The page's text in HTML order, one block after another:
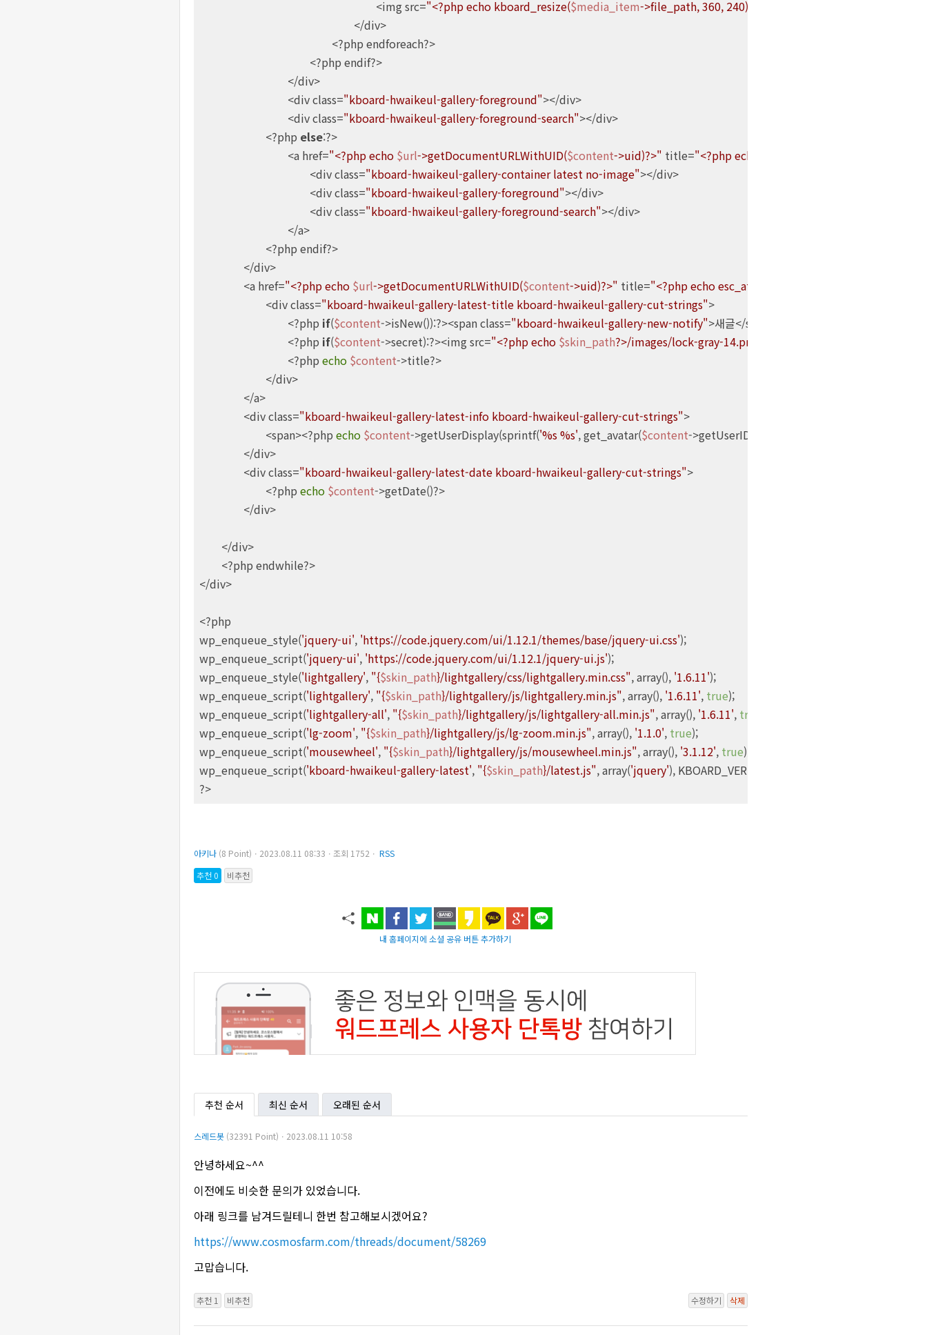
								<img src=
"<?php echo kboard_resize($media_item->file_path, 360, 240)?>"
				<div class=
"kboard-hwaikeul-gallery-foreground"></div>
				<div class=
"kboard-hwaikeul-gallery-foreground-search"></div>
			<?php
else:?>
				<a href=
"<?php echo $url->getDocumentURLWithUID($content->uid)?>" title="<?php echo esc_attr(
					<div class=
"kboard-hwaikeul-gallery-container latest no-image"></div>
					<div class=
"kboard-hwaikeul-gallery-foreground"></div>
					<div class=
"kboard-hwaikeul-gallery-foreground-search"></div>
		<a href=
"<?php echo $url->getDocumentURLWithUID($content->uid)?>" title="<?php echo esc_attr(
			<div class=
"kboard-hwaikeul-gallery-latest-title kboard-hwaikeul-gallery-cut-strings">
				<?php
if($content->isNew()):?><span class="kboard-hwaikeul-gallery-new-notify">새글</span><?php endif?>
				<?php
if($content->secret):?><img src="<?php echo $skin_path?>/images/lock-gray-14.png"
				<?php
echo $content->title?>
		<div class=
"kboard-hwaikeul-gallery-latest-info kboard-hwaikeul-gallery-cut-strings">
			<span><?php
echo $content->getUserDisplay(sprintf('%s %s', get_avatar($content->getUserID(), 16,
		<div class=
"kboard-hwaikeul-gallery-latest-date kboard-hwaikeul-gallery-cut-strings">
			<?php
echo $content->getDate()?>
</div>
<?php
wp_enqueue_style('jquery-ui', 'https://code.jquery.com/ui/1.12.1/themes/base/jquery-ui.css');
wp_enqueue_script('jquery-ui', 'https://code.jquery.com/ui/1.12.1/jquery-ui.js');
wp_enqueue_style('lightgallery', "{$skin_path}/lightgallery/css/lightgallery.min.css", array(), '1.6.11');
wp_enqueue_script('lightgallery', "{$skin_path}/lightgallery/js/lightgallery.min.js", array(), '1.6.11', true);
wp_enqueue_script('lightgallery-all', "{$skin_path}/lightgallery/js/lightgallery-all.min.js", array(), '1.6.11', true
wp_enqueue_script('lg-zoom', "{$skin_path}/lightgallery/js/lg-zoom.min.js", array(), '1.1.0', true);
wp_enqueue_script('mousewheel', "{$skin_path}/lightgallery/js/mousewheel.min.js", array(), '3.1.12', true);
wp_enqueue_script('kboard-hwaikeul-gallery-latest', "{$skin_path}/latest.js", array('jquery'), KBOARD_VERSION,
?>
아키나 (8 Point)ㆍ2023.08.11 08:33ㆍ조회 1752ㆍ RSS
추천 0
비추천
내 홈페이지에 소셜 공유 버튼 추가하기
추천 순서 최신 순서 오래된 순서
스레드봇 (32391 Point)ㆍ2023.08.11 10:58
안녕하세요~^^
이전에도 비슷한 문의가 있었습니다.
아래 링크를 남겨드릴테니 한번 참고해보시겠어요?
https://www.cosmosfarm.com/threads/document/58269
고맙습니다.
추천 1 비추천 수정하기 삭제